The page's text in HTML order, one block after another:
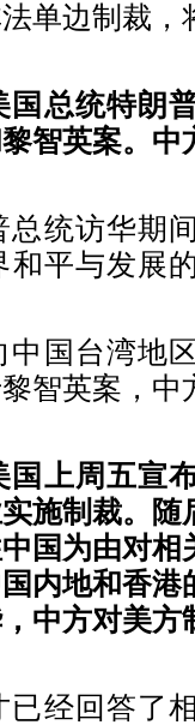
单边制裁
国总统特朗
智英案。中
总统访华期
和平与发展
中国台湾地
智英案，中
国上周五宣
施制裁。随
国为由对相
内地和香港
中方对美方
已经回答了